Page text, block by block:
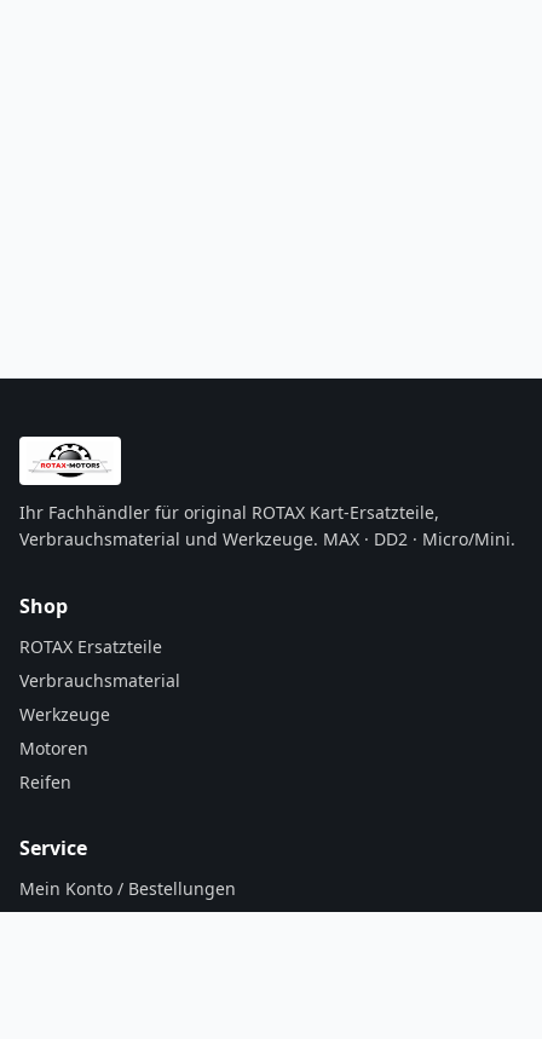
Ihr Fachhändler für original ROTAX Kart-Ersatzteile,
Verbrauchsmaterial und Werkzeuge. MAX · DD2 · Micro/Mini.
Shop
ROTAX Ersatzteile
Verbrauchsmaterial
Werkzeuge
Motoren
Reifen
Service
Mein Konto / Bestellungen